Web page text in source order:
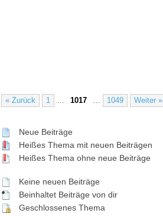
« Zurück 1 … 1017 … 1049 Weiter »
Neue Beiträge
Heißes Thema mit neuen Beiträgen
Heißes Thema ohne neue Beiträge
Keine neuen Beiträge
Beinhaltet Beiträge von dir
Geschlossenes Thema